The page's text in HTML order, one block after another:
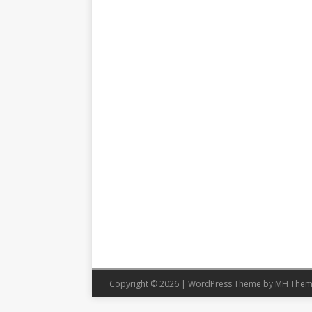
Copyright © 2026 | WordPress Theme by MH